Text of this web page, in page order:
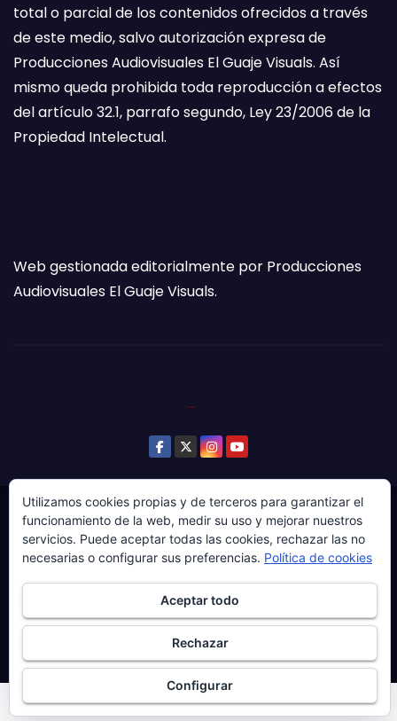
total o parcial de los contenidos ofrecidos a través
de este medio, salvo autorización expresa de
Producciones Audiovisuales El Guaje Visuals. Así
mismo queda prohibida toda reproducción a efectos
del artículo 32.1, parrafo segundo, Ley 23/2006 de la
Propiedad Intelectual.
Web gestionada editorialmente por Producciones
Audiovisuales El Guaje Visuals.
© Copyright 2024. Todos los derechos reservados.
Web gestionada por Producciones Audiovisuales El
Guaje Visuals.
Sobre ‘Ḷḷena a esgaya’ Publicidad
Política de privacidad
Política de cookies
Más información sobre las cookies
Utilizamos cookies propias y de terceros para garantizar el
funcionamiento de la web, medir su uso y mejorar nuestros
servicios. Puede aceptar todas las cookies, rechazar las no
necesarias o configurar sus preferencias. Política de cookies
Aceptar todo
Rechazar
Configurar